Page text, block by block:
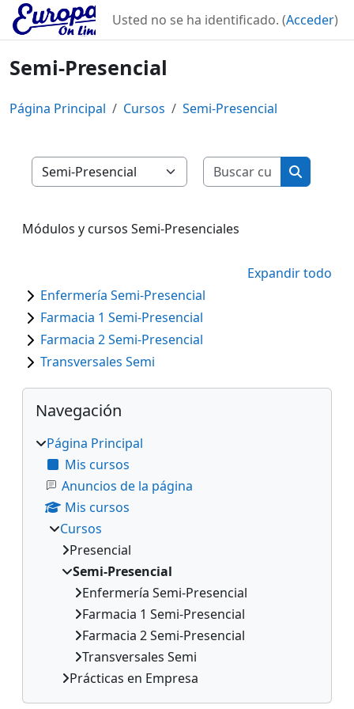
Salta al contenido principal
Usted no se ha identificado. (Acceder)
Semi-Presencial
Página Principal Cursos Semi-Presencial
Categorías
Buscar
Buscar
Módulos y cursos Semi-Presenciales
Expandir todo
Enfermería Semi-Presencial
Farmacia 1 Semi-Presencial
Farmacia 2 Semi-Presencial
Transversales Semi
Bloques
Salta Navegación
Navegación
Página Principal
Mis cursos
Anuncios de la página
Mis cursos
Cursos
Presencial
Semi-Presencial
Enfermería Semi-Presencial
Farmacia 1 Semi-Presencial
Farmacia 2 Semi-Presencial
Transversales Semi
Prácticas en Empresa